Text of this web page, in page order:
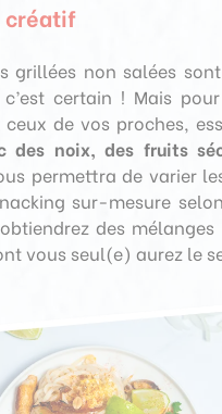
créatif
grillées non salées
certain ! Mais
de vos proches,
des noix, des fruits
permettra de varier
sur-mesure
des
vous seul(e) aurez le